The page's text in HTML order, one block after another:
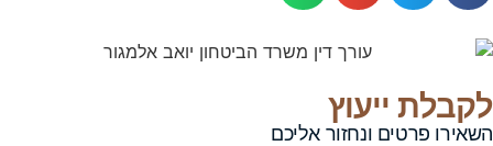
לקבלת ייעוץ
השאירו פרטים ונחזור אליכם